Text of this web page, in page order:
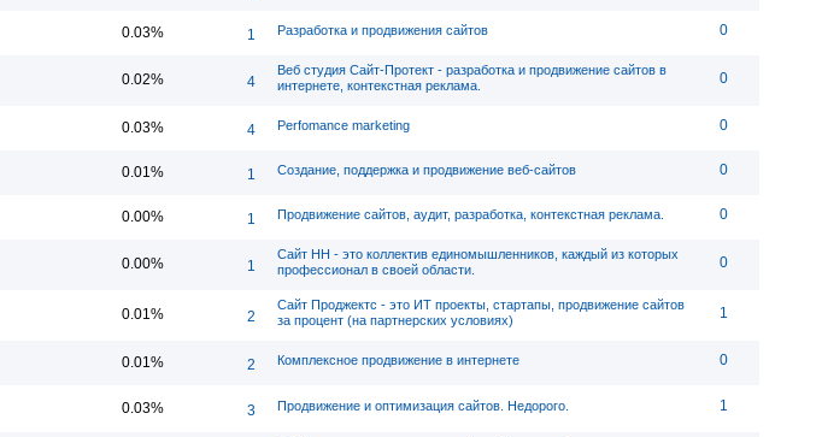
0.03% 1 Разработка и продвижения сайтов 0
0.02% 4
Веб студия Сайт-Протект - разработка и продвижение сайтов в
интернете, контекстная реклама.
0
0.03% 4 Perfomance marketing 0
0.01% 1 Создание, поддержка и продвижение веб-сайтов 0
0.00% 1 Продвижение сайтов, аудит, разработка, контекстная реклама. 0
0.00% 1
Сайт НН - это коллектив единомышленников, каждый из которых
профессионал в своей области.
0
0.01% 2
Сайт Проджектс - это ИТ проекты, стартапы, продвижение сайтов
за процент (на партнерских условиях)
1
0.01% 2 Комплексное продвижение в интернете 0
0.03% 3 Продвижение и оптимизация сайтов. Недорого. 1